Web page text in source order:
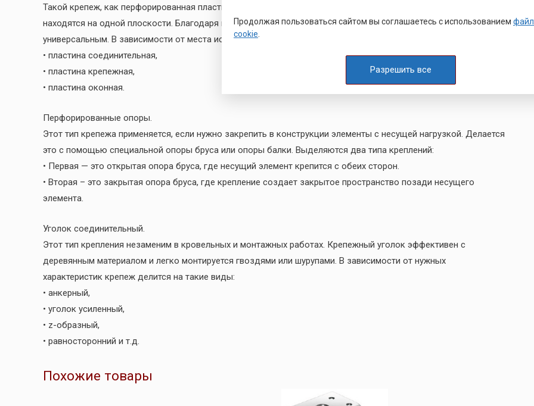
Такой крепеж, как перфорированная пластина — применим в случаях высоких нагрузок, где части конструкции
находятся на одной плоскости. Благодаря широкой сфере применения этот вид крепежа можно назвать
универсальным. В зависимости от места использования можно выделить такие типы:
• пластина соединительная,
• пластина крепежная,
• пластина оконная.
Перфорированные опоры.
Этот тип крепежа применяется, если нужно закрепить в конструкции элементы с несущей нагрузкой. Делается
это с помощью специальной опоры бруса или опоры балки. Выделяются два типа креплений:
• Первая — это открытая опора бруса, где несущий элемент крепится с обеих сторон.
• Вторая – это закрытая опора бруса, где крепление создает закрытое пространство позади несущего
элемента.
Уголок соединительный.
Этот тип крепления незаменим в кровельных и монтажных работах. Крепежный уголок эффективен с
деревянным материалом и легко монтируется гвоздями или шурупами. В зависимости от нужных
характеристик крепеж делится на такие виды:
• анкерный,
• уголок усиленный,
• z-образный,
• равносторонний и т.д.
Похожие товары
Продолжая пользоваться сайтом вы соглашаетесь с использованием
cookie
Разрешить все